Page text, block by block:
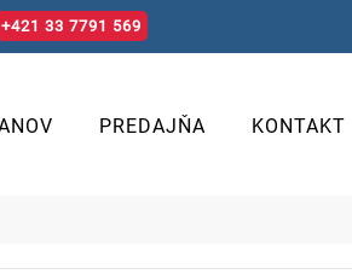
+421 33 7791 569
PREDAJŇA KONTAKT